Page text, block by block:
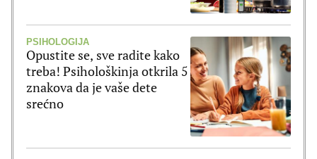
PSIHOLOGIJA
Opustite se, sve radite kako
treba! Psihološkinja otkrila 5
znakova da je vaše dete
srećno